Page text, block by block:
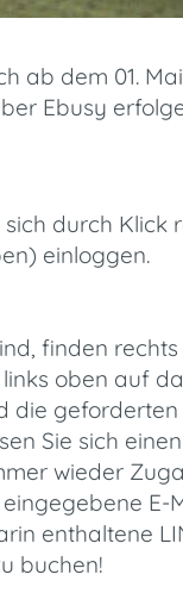
ab dem 01.
Ebusy
durch Klick
einloggen.
finden
oben auf
die
Sie sich
wieder
E-
enthaltene
buchen!